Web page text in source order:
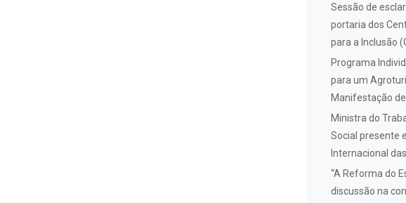
Sessão de
portaria dos
para a Inclusão
Programa
para um
Manifestação
Ministra do
Social presente
Internacional
“A Reforma do
discussão na